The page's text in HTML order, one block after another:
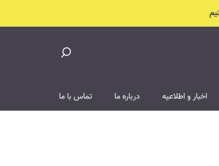
اخبار و اطلاعیه درباره ما تماس با ما